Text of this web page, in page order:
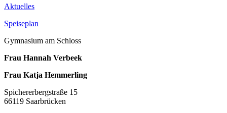
Aktuelles
Speiseplan
Gymnasium am Schloss
Frau Hannah Verbeek
Frau Katja Hemmerling
Spichererbergstraße 15
66119 Saarbrücken